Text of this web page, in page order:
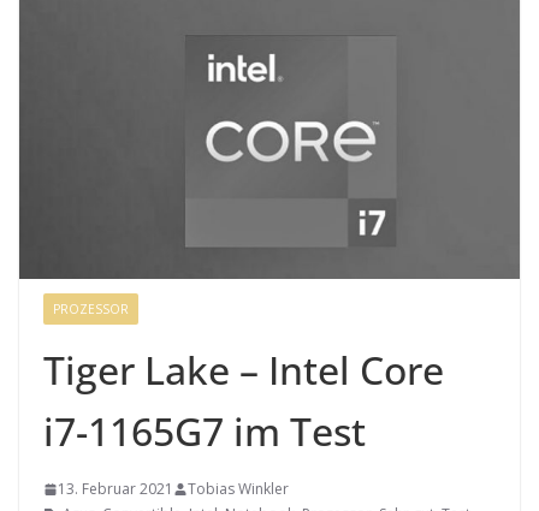
PROZESSOR
Tiger Lake – Intel Core
i7-1165G7 im Test
13. Februar 2021
Tobias Winkler